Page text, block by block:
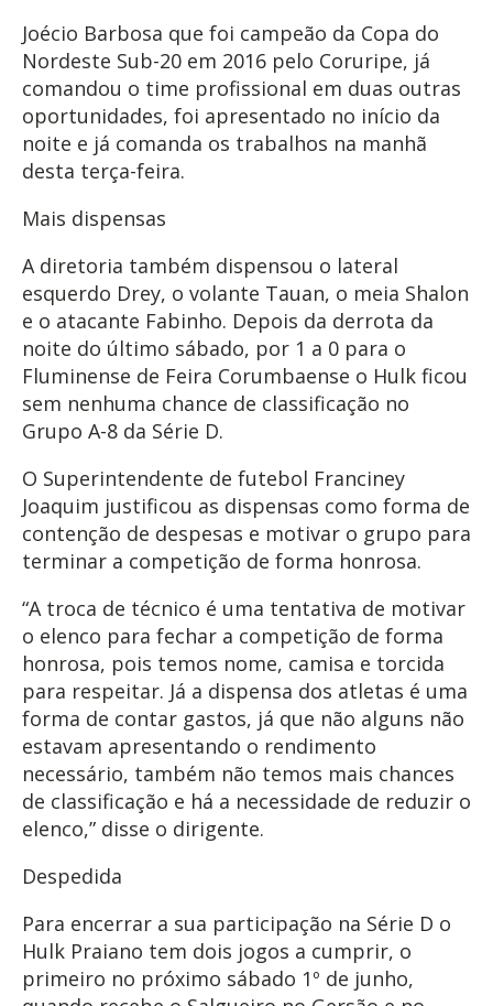
Joécio Barbosa que foi campeão da Copa do
Nordeste Sub-20 em 2016 pelo Coruripe, já
comandou o time profissional em duas outras
oportunidades, foi apresentado no início da
noite e já comanda os trabalhos na manhã
desta terça-feira.
Mais dispensas
A diretoria também dispensou o lateral
esquerdo Drey, o volante Tauan, o meia Shalon
e o atacante Fabinho. Depois da derrota da
noite do último sábado, por 1 a 0 para o
Fluminense de Feira Corumbaense o Hulk ficou
sem nenhuma chance de classificação no
Grupo A-8 da Série D.
O Superintendente de futebol Franciney
Joaquim justificou as dispensas como forma de
contenção de despesas e motivar o grupo para
terminar a competição de forma honrosa.
“A troca de técnico é uma tentativa de motivar
o elenco para fechar a competição de forma
honrosa, pois temos nome, camisa e torcida
para respeitar. Já a dispensa dos atletas é uma
forma de contar gastos, já que não alguns não
estavam apresentando o rendimento
necessário, também não temos mais chances
de classificação e há a necessidade de reduzir o
elenco,” disse o dirigente.
Despedida
Para encerrar a sua participação na Série D o
Hulk Praiano tem dois jogos a cumprir, o
primeiro no próximo sábado 1º de junho,